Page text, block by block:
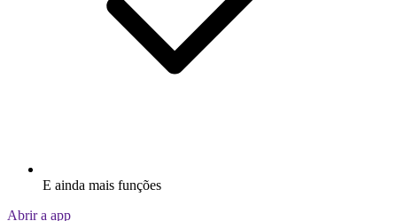
E ainda mais funções
Abrir a app